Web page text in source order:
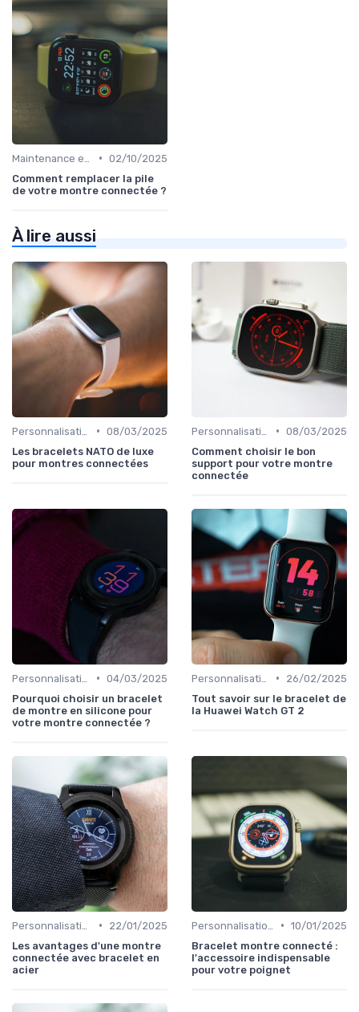
• 02/10/2025
Comment remplacer la pile
de votre montre connectée ?
À lire aussi
• 08/03/2025
Les bracelets NATO de luxe
pour montres connectées
• 08/03/2025
Comment choisir le bon
support pour votre montre
connectée
• 04/03/2025
Pourquoi choisir un bracelet
de montre en silicone pour
votre montre connectée ?
•
26/02/2025
Tout savoir sur le bracelet de
la Huawei Watch GT 2
•
22/01/2025
Les avantages d'une montre
connectée avec bracelet en
acier
• 10/01/2025
Bracelet montre connecté :
l'accessoire indispensable
pour votre poignet